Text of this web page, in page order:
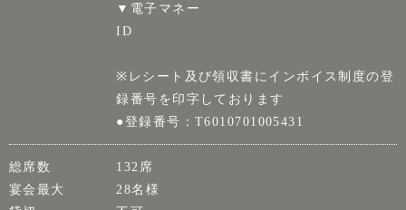
▼電子マネー
ID
※レシート及び領収書にインボイス制度の登
録番号を印字しております
●登録番号：T6010701005431
総席数
132席
宴会最大
28名様